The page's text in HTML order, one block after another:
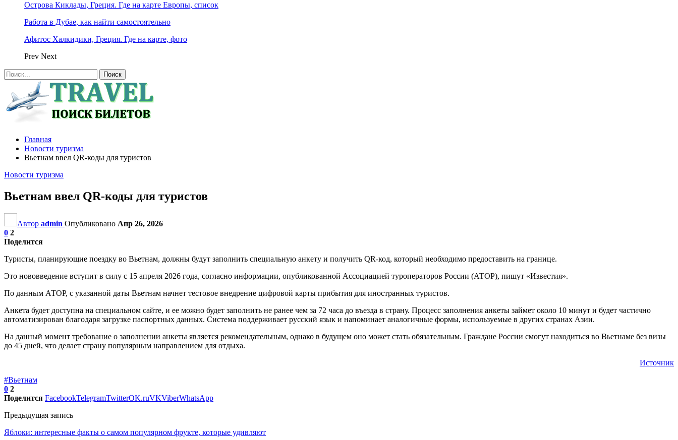
Острова Киклады, Греция. Где на карте Европы, список
Работа в Дубае, как найти самостоятельно
Афитос Халкидики, Греция. Где на карте, фото
Prev Next
Главная
Новости туризма
Вьетнам ввел QR-коды для туристов
Новости туризма
Вьетнам ввел QR-коды для туристов
Автор admin Опубликовано Апр 26, 2026
0 2
Поделится
Туристы, планирующие поездку во Вьетнам, должны будут заполнить специальную анкету и получить QR-код, который необходимо предоставить на границе.
Это нововведение вступит в силу с 15 апреля 2026 года, согласно информации, опубликованной Ассоциацией туроператоров России (АТОР), пишут «Известия».
По данным АТОР, с указанной даты Вьетнам начнет тестовое внедрение цифровой карты прибытия для иностранных туристов.
Анкета будет доступна на специальном сайте, и ее можно будет заполнить не ранее чем за 72 часа до въезда в страну. Процесс заполнения анкеты займет около 10 минут и будет частично
автоматизирован благодаря загрузке паспортных данных. Система поддерживает русский язык и напоминает аналогичные формы, используемые в других странах Азии.
На данный момент требование о заполнении анкеты является рекомендательным, однако в будущем оно может стать обязательным. Граждане России смогут находиться во Вьетнаме без визы
до 45 дней, что делает страну популярным направлением для отдыха.
Источник
#Вьетнам
0 2
Поделится FacebookTelegramTwitterOK.ruVKViberWhatsApp
Предыдущая запись
Яблоки: интересные факты о самом популярном фрукте, которые удивляют